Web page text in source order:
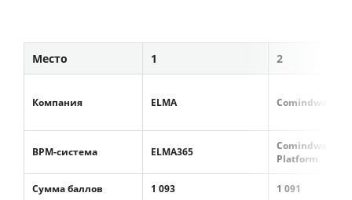
Место 1 2
Компания ELMA Comindware
BPM-система ELMA365
Comindware
Platform
Сумма баллов 1 093 1 091